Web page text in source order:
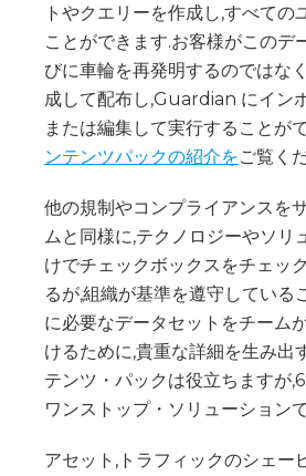
トやクエリーを作成し,すべての
ことができます.お客様がこのデ
びに車輪を再発明するのではな
成して配布し,Guardian にイン
または編集して実行することが
ンテンツパックの紹介をご覧く
他の規制やコンプライアンスを
ムと同様に,テクノロジーやソリ
けでチェックボックスをチェッ
るが,組織が基準を遵守している
に必要なデータセットをチーム
けるために,貴重な詳細を生み出
テンツ・パックは役立ちますが
ワンストップ・ソリューション
アセット,トラフィックのシェ